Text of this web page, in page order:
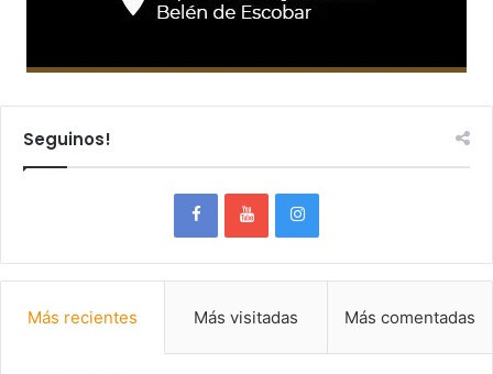
Seguinos!
Más recientes Más visitadas Más comentadas